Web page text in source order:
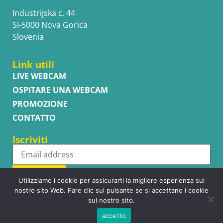
Industrijska c. 44
SI-5000 Nova Gorica
Slovenia
Link utili
LIVE WEBCAM
OSPITARE UNA WEBCAM
PROMOZIONE
CONTATTO
Iscriviti
Subscribe
Copyright © WhatsupCams 2016 - 2026. All right reserved.
Utilizziamo i cookie per assicurarti la migliore esperienza sul
nostro sito Web. Fare clic sul pulsante se si accettano i cookie
sul nostro sito.
accetto